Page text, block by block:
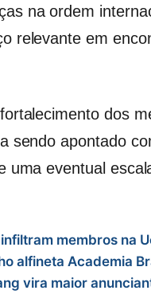
na ordem
relevante em
dos
sendo apontado
uma eventual
membros na
alfineta Academia
vira maior